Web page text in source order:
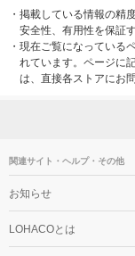
・ 掲載している情報の精
安全性、有用性を保証
・ 現在ご覧になっている
れています。ページに
は、直接各ストアにお
関連サイト・ヘルプ・その他
お知らせ
LOHACOとは